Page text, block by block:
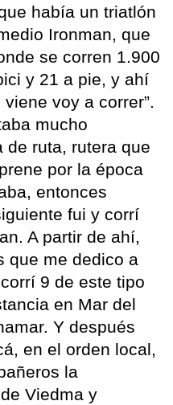
había un triatlón
Ironman, que
se corren 1.900
y 21 a pie, y ahí
voy a correr”.
mucho
de ruta, rutera que
por la época
entonces
fui y corrí
A partir de ahí,
que me dedico a
9 de este tipo
en Mar del
Y después
en el orden local,
la
Viedma y